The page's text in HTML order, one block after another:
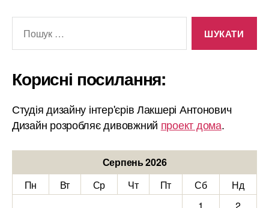
Корисні посилання:
Студія дизайну інтер'єрів Лакшері Антонович
Дизайн розробляє дивовжний проект дома.
Серпень 2026
Пн
Вт Ср Чт Пт Сб
Нд